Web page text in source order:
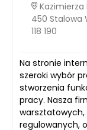
Kazimierza
450 Stalowa
118 190
Na stronie
szeroki wybór
stworzenia
pracy. Nasza
warsztatowych,
regulowanych,